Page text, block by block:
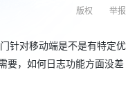
举报
版权
针对移动端是不是有特定优
要，如何日志功能方面没差